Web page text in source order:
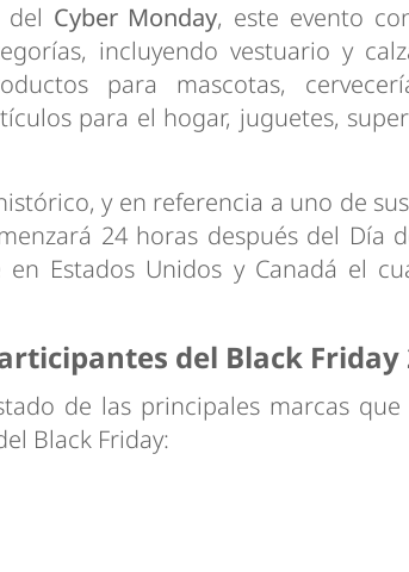
del Cyber Monday, este evento
incluyendo vestuario y
para mascotas,
para el hogar, juguetes,
y en referencia a uno de
24 horas después del Día
en Estados Unidos y Canadá el
del Black Friday
de las principales marcas
Black Friday: